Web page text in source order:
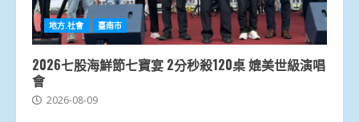
地方.社會 臺南市
2026七股海鮮節七寶宴 2分秒殺120桌 媲美世級演唱
會
2026-08-09